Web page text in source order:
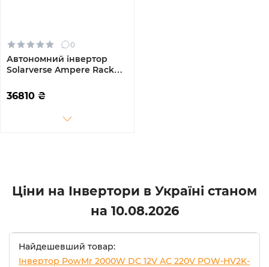
0
Автономний інвертор
Solarverse Ampere Rack
Однофазний
(SV5048UPSR)
36810 ₴
Ціни на Інвертори в Україні станом
на 10.08.2026
Найдешевший товар:
Інвертор PowMr 2000W DC 12V AC 220V POW-HV2K-